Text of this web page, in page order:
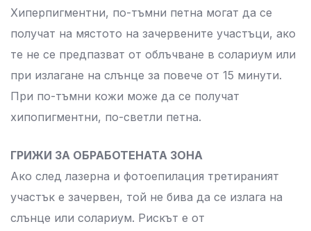
Хиперпигментни, по-тъмни петна могат да се
получат на мястото на зачервените участъци, ако
те не се предпазват от облъчване в солариум или
при излагане на слънце за повече от 15 минути.
При по-тъмни кожи може да се получат
хипопигментни, по-светли петна.
ГРИЖИ ЗА ОБРАБОТЕНАТА ЗОНА
Ако след лазерна и фотоепилация третираният
участък е зачервен, той не бива да се излага на
слънце или солариум. Рискът е от